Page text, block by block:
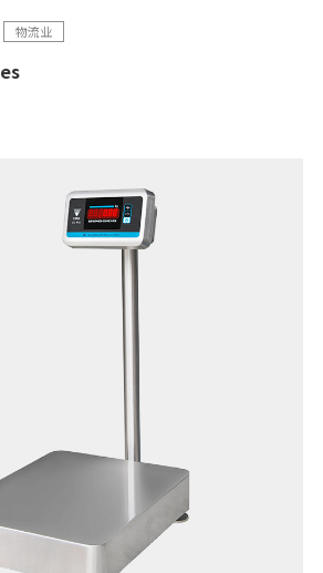
environment. The bright LED display
visibility, even in dark or
its low profile makes loading and
and easier.
物流业